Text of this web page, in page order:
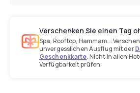
Verschenken Sie einen Tag
Spa, Rooftop, Hammam...
unvergesslichen Ausflug mit der
Geschenkkarte. Nicht in allen
Verfügbarkeit prüfen.